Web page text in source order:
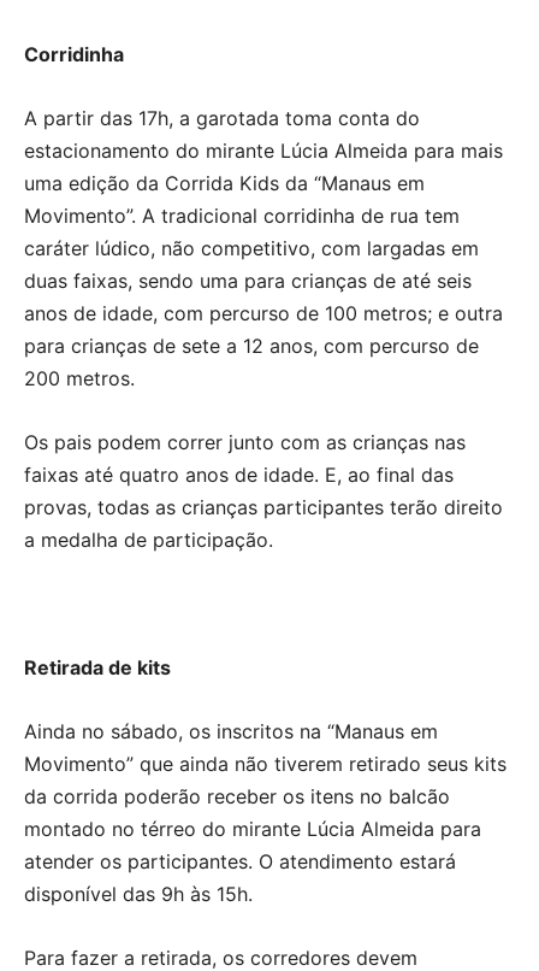
Corridinha
A partir das 17h, a garotada toma conta do
estacionamento do mirante Lúcia Almeida para mais
uma edição da Corrida Kids da “Manaus em
Movimento”. A tradicional corridinha de rua tem
caráter lúdico, não competitivo, com largadas em
duas faixas, sendo uma para crianças de até seis
anos de idade, com percurso de 100 metros; e outra
para crianças de sete a 12 anos, com percurso de
200 metros.
Os pais podem correr junto com as crianças nas
faixas até quatro anos de idade. E, ao final das
provas, todas as crianças participantes terão direito
a medalha de participação.
Retirada de kits
Ainda no sábado, os inscritos na “Manaus em
Movimento” que ainda não tiverem retirado seus kits
da corrida poderão receber os itens no balcão
montado no térreo do mirante Lúcia Almeida para
atender os participantes. O atendimento estará
disponível das 9h às 15h.
Para fazer a retirada, os corredores devem